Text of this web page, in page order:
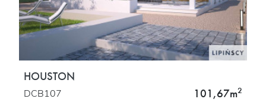
HOUSTON
DCB107 101,67m2